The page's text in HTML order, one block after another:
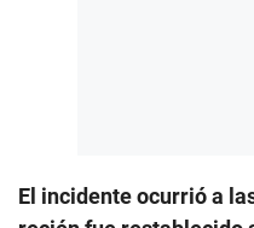
El incidente ocurrió a